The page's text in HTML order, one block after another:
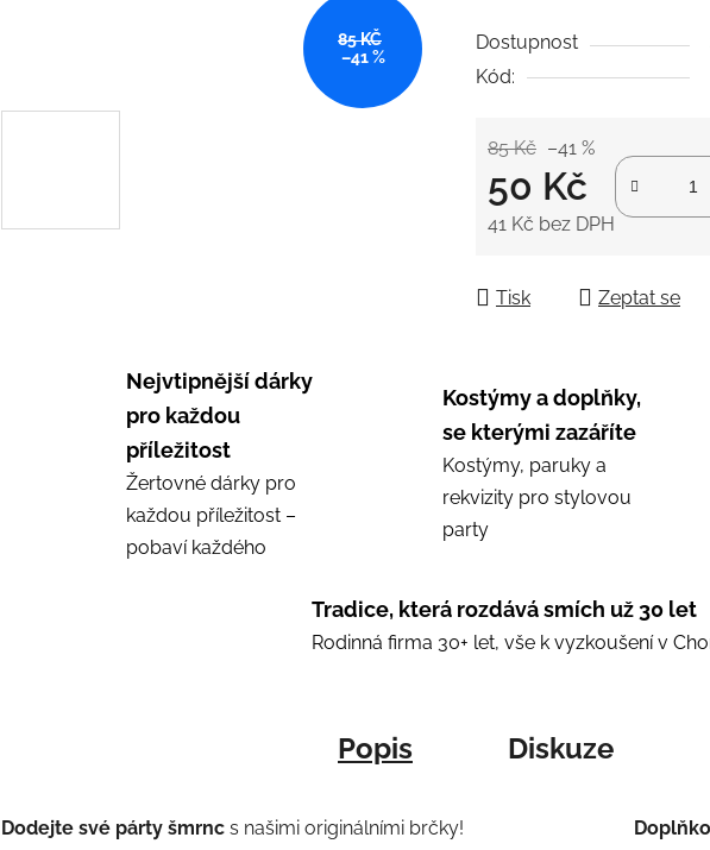
hvězdiček.
Dostupnost
Kód:
85 Kč –41 %
50 Kč
41 Kč bez DPH
Tisk Zeptat se
85 KČ
–41 %
Nejvtipnější dárky
pro každou
příležitost
Žertovné dárky pro
každou příležitost –
pobaví každého
Kostýmy a doplňky,
se kterými zazáříte
Kostýmy, paruky a
rekvizity pro stylovou
party
Tradice, která rozdává smích už 30 let
Rodinná firma 30+ let, vše k vyzkoušení v
Popis Diskuze
Dodejte své párty šmrnc s našimi originálními brčky!